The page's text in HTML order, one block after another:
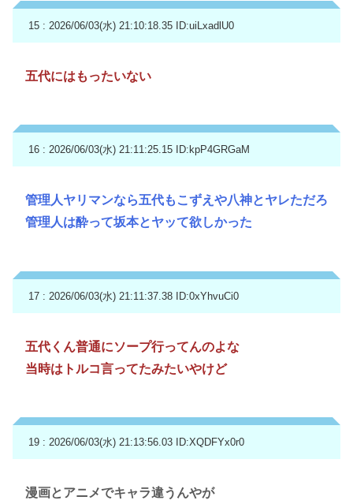
15 : 2026/06/03(水) 21:10:18.35 ID:uiLxadlU0
五代にはもったいない
16 : 2026/06/03(水) 21:11:25.15 ID:kpP4GRGaM
管理人ヤリマンなら五代もこずえや八神とヤレただろ
管理人は酔って坂本とヤッて欲しかった
17 : 2026/06/03(水) 21:11:37.38 ID:0xYhvuCi0
五代くん普通にソープ行ってんのよな
当時はトルコ言ってたみたいやけど
19 : 2026/06/03(水) 21:13:56.03 ID:XQDFYx0r0
漫画とアニメでキャラ違うんやが